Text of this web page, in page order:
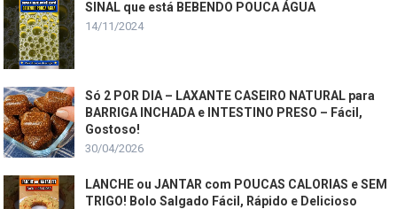
SINAL que está BEBENDO POUCA ÁGUA
14/11/2024
Só 2 POR DIA – LAXANTE CASEIRO NATURAL para
BARRIGA INCHADA e INTESTINO PRESO – Fácil,
Gostoso!
30/04/2026
LANCHE ou JANTAR com POUCAS CALORIAS e SEM
TRIGO! Bolo Salgado Fácil, Rápido e Delicioso